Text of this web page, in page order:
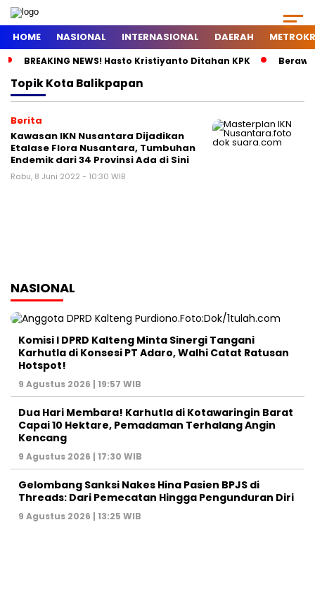
HOME NASIONAL INTERNASIONAL DAERAH
BREAKING NEWS! Hasto Kristiyanto Ditahan KPK
TopikKota Balikpapan
Berita
Kawasan IKN Nusantara Dijadikan
Etalase Flora Nusantara, Tumbuhan
Endemik dari 34 Provinsi Ada di Sini
Rabu, 8 Juni 2022 - 10:30 WIB
NASIONAL
Komisi I DPRD Kalteng Minta Sinergi Tangani
Karhutla di Konsesi PT Adaro, Walhi Catat Ratusan
Hotspot!
9 Agustus 2026 | 19:57 WIB
Dua Hari Membara! Karhutla di Kotawaringin Barat
Capai 10 Hektare, Pemadaman Terhalang Angin
Kencang
9 Agustus 2026 | 17:30 WIB
Gelombang Sanksi Nakes Hina Pasien BPJS di
Threads: Dari Pemecatan Hingga Pengunduran Diri
9 Agustus 2026 | 13:25 WIB